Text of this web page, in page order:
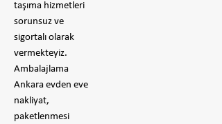
taşıma hizmetleri
sorunsuz ve
sigortalı olarak
vermekteyiz.
Ambalajlama
Ankara evden eve
nakliyat,
paketlenmesi